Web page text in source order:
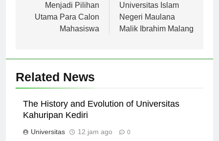
Menjadi Pilihan
Utama Para Calon
Mahasiswa
Universitas Islam
Negeri Maulana
Malik Ibrahim Malang
Related News
The History and Evolution of Universitas
Kahuripan Kediri
Universitas 12 jam ago 0